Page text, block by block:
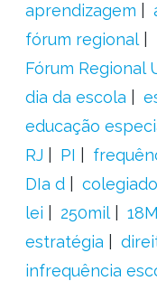
aprendizagem
fórum regional
Fórum Regional
dia da escola
educação
RJ
PI
DIa d
colegiado
lei
250mil 18M
estratégia
infrequência